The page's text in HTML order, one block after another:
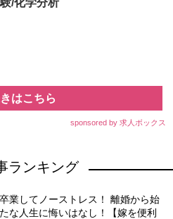
はこちら
sponsored by 求人ボックス
ランキング
業してノーストレス！ 離婚から始
な人生に悔いはなし！【嫁を便利